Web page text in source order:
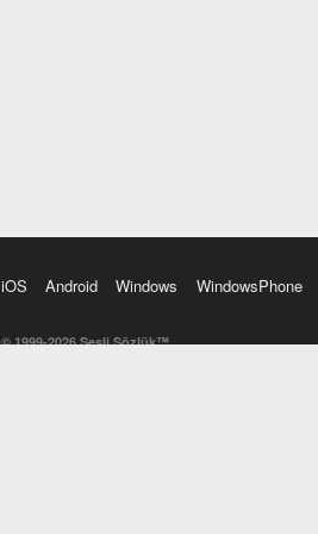
iOS Android Windows WindowsPhone
© 1999-2026 Sesli Sözlük™